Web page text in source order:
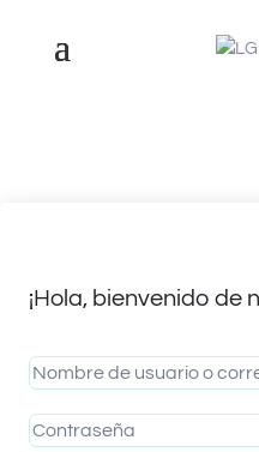
¡Hola, bienvenido de